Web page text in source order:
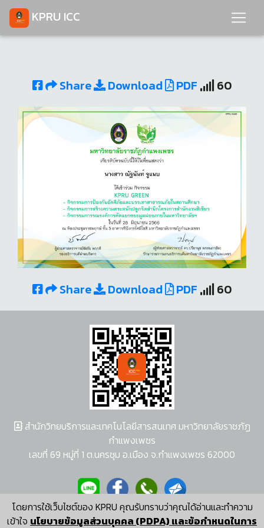
KPRU ICC
Share Download PDF 60
Share Download PDF 60
โดยการใช้เว็บไซต์ของ KPRU คุณรับทราบว่าคุณได้อ่านและทำความ
เข้าใจ นโยบายข้อมูลส่วนบุคคล (PDPA) และข้อกำหนดในการ
สำนักวิทยบริการและเทคโนโลยีสารสนเทศ มหาวิทยาลัยราชภัฏ
กำแพงเพชร
เลขที่ 69 หมู่ที่ 1 ต.นครชุม อ.เมือง จ.กำแพงเพชร 62000
ผู้พัฒนาระบบ อนุชา พวงผกา